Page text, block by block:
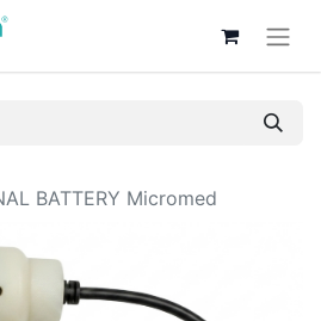
BATTERY Micromed